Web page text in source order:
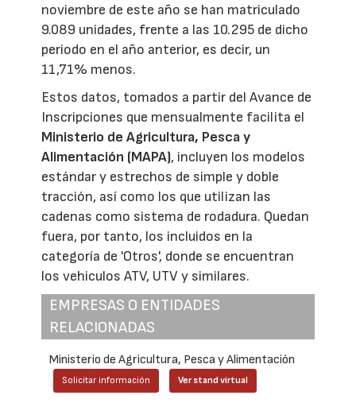
noviembre de este año se han matriculado
9.089 unidades, frente a las 10.295 de dicho
periodo en el año anterior, es decir, un
11,71% menos.
Estos datos, tomados a partir del Avance de
Inscripciones que mensualmente facilita el
Ministerio de Agricultura, Pesca y
Alimentación (MAPA), incluyen los modelos
estándar y estrechos de simple y doble
tracción, así como los que utilizan las
cadenas como sistema de rodadura. Quedan
fuera, por tanto, los incluidos en la
categoría de 'Otros', donde se encuentran
los vehiculos ATV, UTV y similares.
EMPRESAS O ENTIDADES
RELACIONADAS
Ministerio de Agricultura, Pesca y Alimentación
Solicitar información Ver stand virtual